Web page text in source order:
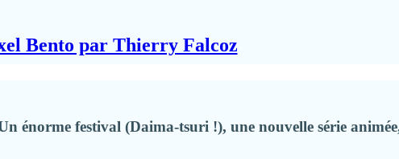
Bento par Thierry Falcoz
énorme festival (Daima-tsuri !), une nouvelle série